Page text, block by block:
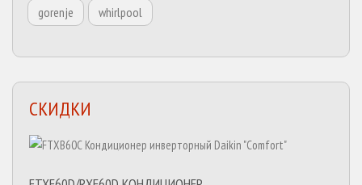
gorenje
whirlpool
СКИДКИ